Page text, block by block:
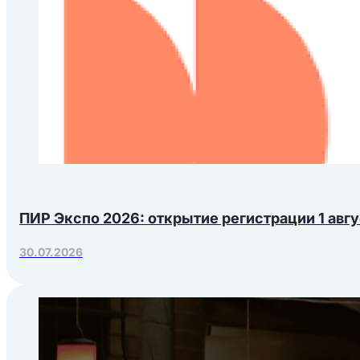
ПИР Экспо 2026: открытие регистрации 1
30.07.2026